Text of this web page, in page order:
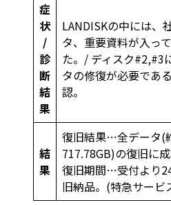
症
状
/
診
断
結
果
LANDISKの中には、
タ、重要資料が入っ
た。/ ディスク#2,#3
タの修復が必要であ
認。
結
果
復旧結果…全データ(
717.78GB)の復旧に成
復旧期間…受付より
旧納品。(特急サービ